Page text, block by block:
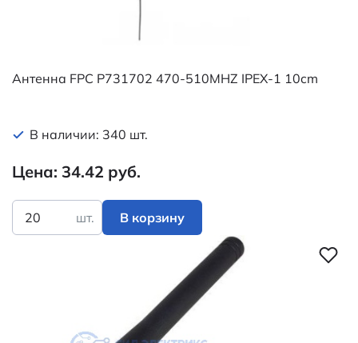
Антенна FPC P731702 470-510MHZ IPEX-1 10cm
В наличии: 340 шт.
Цена: 34.42 руб.
шт. В корзину